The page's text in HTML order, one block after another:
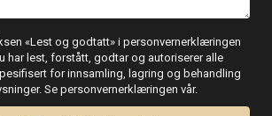
for kjøp av
i Spania
«Lest og godtatt» i personvernerklæringen
har lest, forstått, godtar og autoriserer alle
for innsamling, lagring og behandling
Se personvernerklæringen vår.